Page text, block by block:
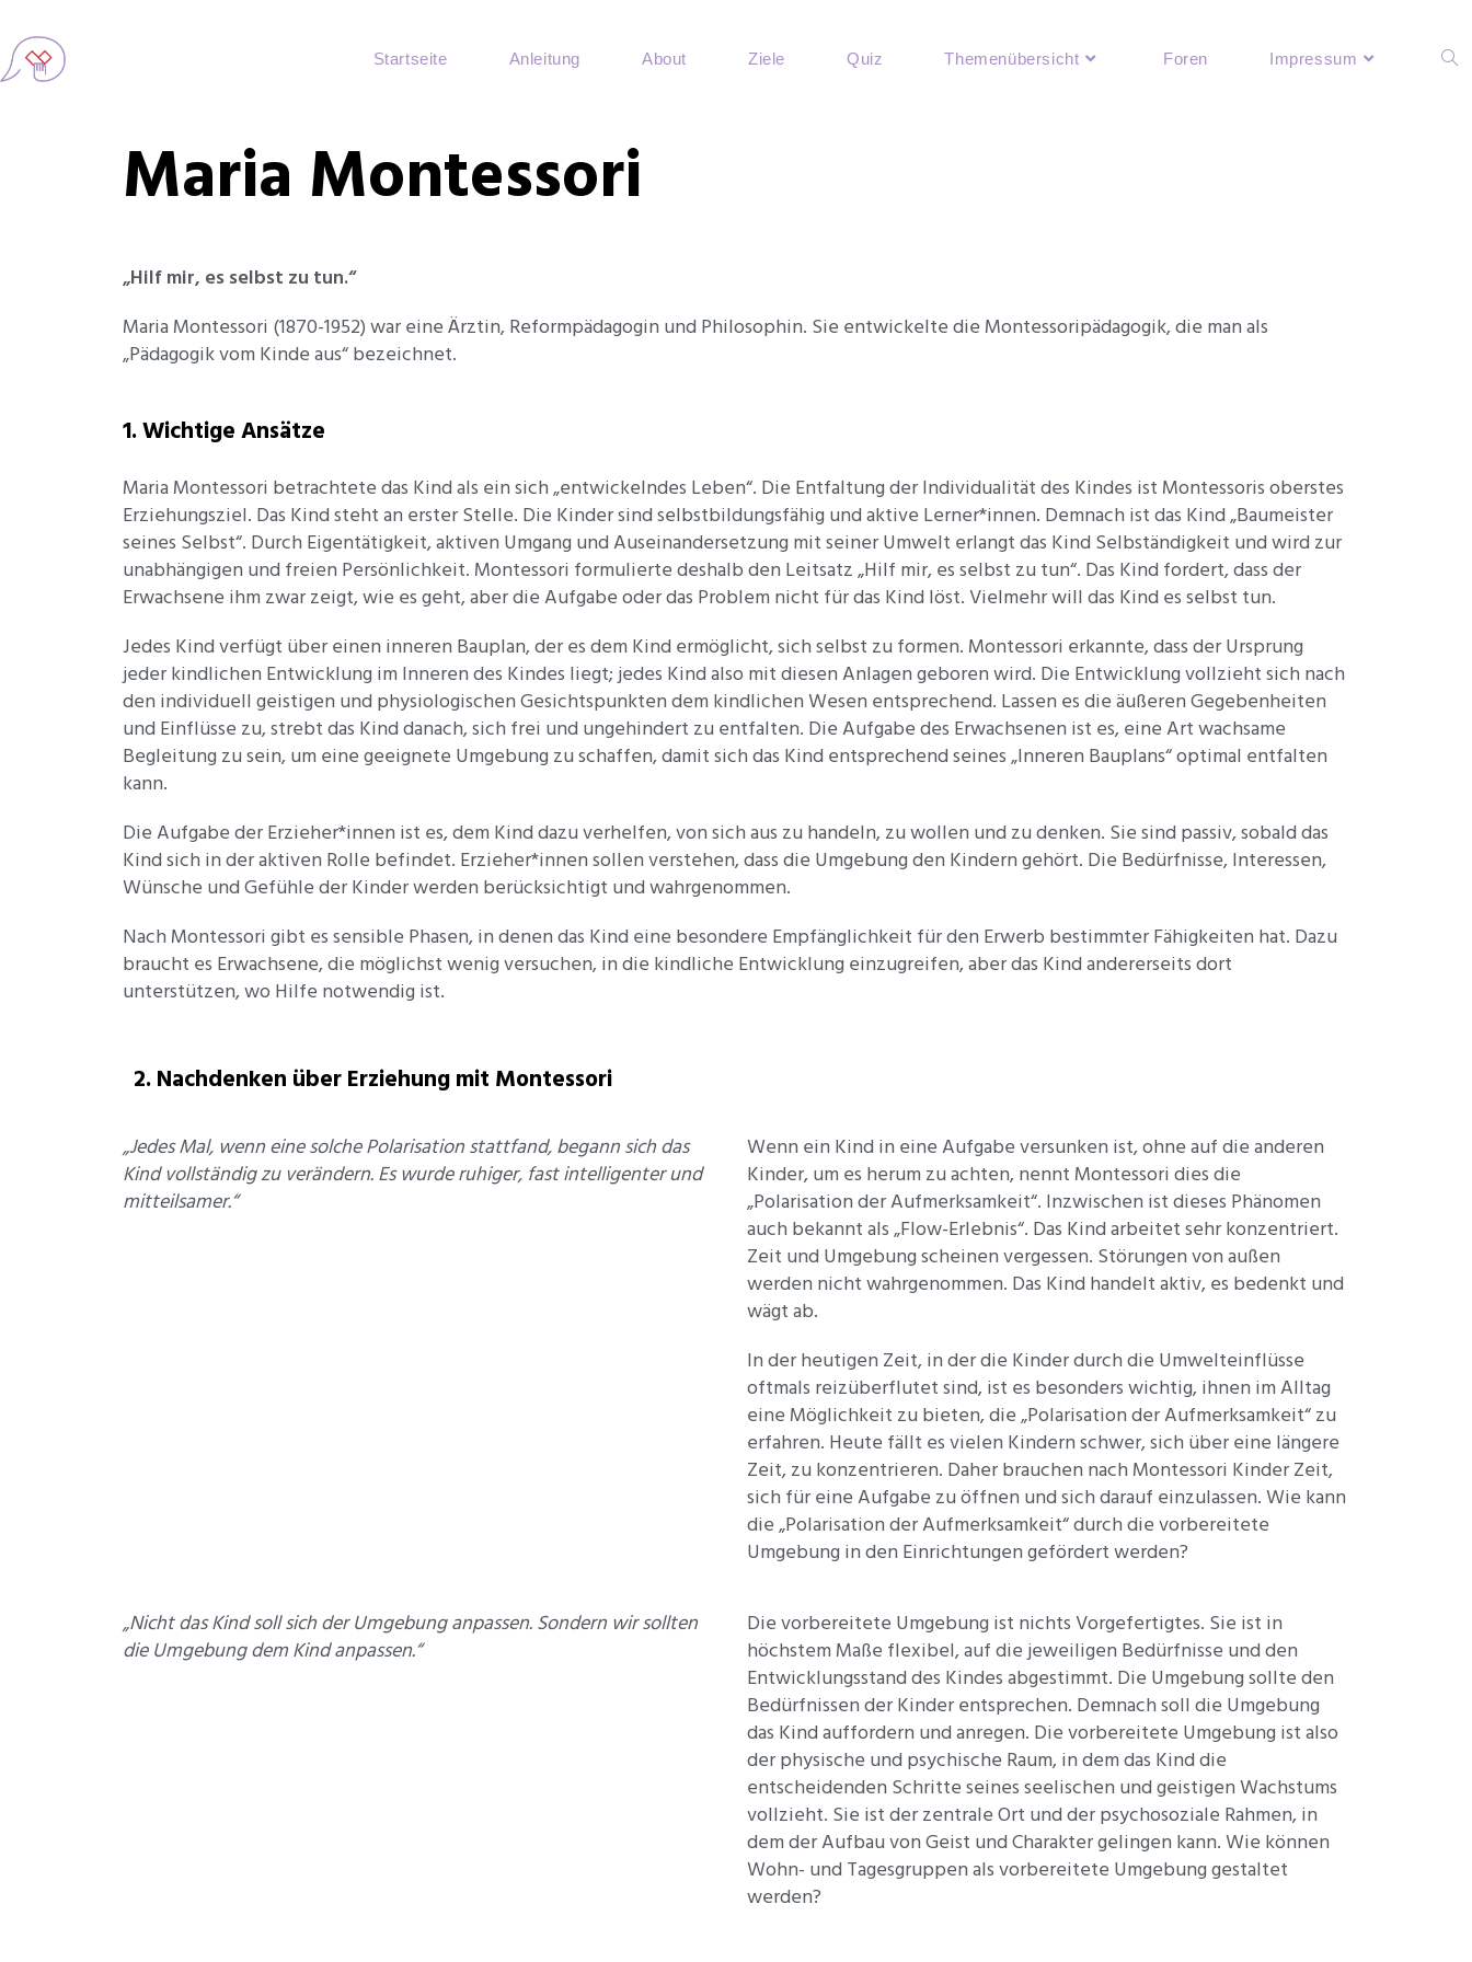
Startseite Anleitung About Ziele Quiz Themenübersicht Foren Impressum
Maria Montessori
„Hilf mir, es selbst zu tun.“
Maria Montessori (1870-1952) war eine Ärztin, Reformpädagogin und Philosophin. Sie entwickelte die Montessoripädagogik, die man als
„Pädagogik vom Kinde aus“ bezeichnet.
1. Wichtige Ansätze
Maria Montessori betrachtete das Kind als ein sich „entwickelndes Leben“. Die Entfaltung der Individualität des Kindes ist Montessoris oberstes
Erziehungsziel. Das Kind steht an erster Stelle. Die Kinder sind selbstbildungsfähig und aktive Lerner*innen. Demnach ist das Kind „Baumeister
seines Selbst“. Durch Eigentätigkeit, aktiven Umgang und Auseinandersetzung mit seiner Umwelt erlangt das Kind Selbständigkeit und wird zur
unabhängigen und freien Persönlichkeit. Montessori formulierte deshalb den Leitsatz „Hilf mir, es selbst zu tun“. Das Kind fordert, dass der
Erwachsene ihm zwar zeigt, wie es geht, aber die Aufgabe oder das Problem nicht für das Kind löst. Vielmehr will das Kind es selbst tun.
Jedes Kind verfügt über einen inneren Bauplan, der es dem Kind ermöglicht, sich selbst zu formen. Montessori erkannte, dass der Ursprung
jeder kindlichen Entwicklung im Inneren des Kindes liegt; jedes Kind also mit diesen Anlagen geboren wird. Die Entwicklung vollzieht sich nach
den individuell geistigen und physiologischen Gesichtspunkten dem kindlichen Wesen entsprechend. Lassen es die äußeren Gegebenheiten
und Einflüsse zu, strebt das Kind danach, sich frei und ungehindert zu entfalten. Die Aufgabe des Erwachsenen ist es, eine Art wachsame
Begleitung zu sein, um eine geeignete Umgebung zu schaffen, damit sich das Kind entsprechend seines „Inneren Bauplans“ optimal entfalten
kann.
Die Aufgabe der Erzieher*innen ist es, dem Kind dazu verhelfen, von sich aus zu handeln, zu wollen und zu denken. Sie sind passiv, sobald das
Kind sich in der aktiven Rolle befindet. Erzieher*innen sollen verstehen, dass die Umgebung den Kindern gehört. Die Bedürfnisse, Interessen,
Wünsche und Gefühle der Kinder werden berücksichtigt und wahrgenommen.
Nach Montessori gibt es sensible Phasen, in denen das Kind eine besondere Empfänglichkeit für den Erwerb bestimmter Fähigkeiten hat. Dazu
braucht es Erwachsene, die möglichst wenig versuchen, in die kindliche Entwicklung einzugreifen, aber das Kind andererseits dort
unterstützen, wo Hilfe notwendig ist.
2. Nachdenken über Erziehung mit Montessori
„Jedes Mal, wenn eine solche Polarisation stattfand, begann sich das
Kind vollständig zu verändern. Es wurde ruhiger, fast intelligenter und
mitteilsamer.“
Wenn ein Kind in eine Aufgabe versunken ist, ohne auf die anderen
Kinder, um es herum zu achten, nennt Montessori dies die
„Polarisation der Aufmerksamkeit“. Inzwischen ist dieses Phänomen
auch bekannt als „Flow-Erlebnis“. Das Kind arbeitet sehr konzentriert.
Zeit und Umgebung scheinen vergessen. Störungen von außen
werden nicht wahrgenommen. Das Kind handelt aktiv, es bedenkt und
wägt ab.
In der heutigen Zeit, in der die Kinder durch die Umwelteinflüsse
oftmals reizüberflutet sind, ist es besonders wichtig, ihnen im Alltag
eine Möglichkeit zu bieten, die „Polarisation der Aufmerksamkeit“ zu
erfahren. Heute fällt es vielen Kindern schwer, sich über eine längere
Zeit, zu konzentrieren. Daher brauchen nach Montessori Kinder Zeit,
sich für eine Aufgabe zu öffnen und sich darauf einzulassen. Wie kann
die „Polarisation der Aufmerksamkeit“ durch die vorbereitete
Umgebung in den Einrichtungen gefördert werden?
„Nicht das Kind soll sich der Umgebung anpassen. Sondern wir sollten
die Umgebung dem Kind anpassen.“
Die vorbereitete Umgebung ist nichts Vorgefertigtes. Sie ist in
höchstem Maße flexibel, auf die jeweiligen Bedürfnisse und den
Entwicklungsstand des Kindes abgestimmt. Die Umgebung sollte den
Bedürfnissen der Kinder entsprechen. Demnach soll die Umgebung
das Kind auffordern und anregen. Die vorbereitete Umgebung ist also
der physische und psychische Raum, in dem das Kind die
entscheidenden Schritte seines seelischen und geistigen Wachstums
vollzieht. Sie ist der zentrale Ort und der psychosoziale Rahmen, in
dem der Aufbau von Geist und Charakter gelingen kann. Wie können
Wohn- und Tagesgruppen als vorbereitete Umgebung gestaltet
werden?